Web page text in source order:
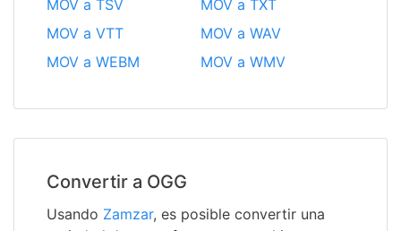
MOV a TSV
MOV a TXT
MOV a VTT
MOV a WAV
MOV a WEBM
MOV a WMV
Convertir a OGG
Usando Zamzar, es posible convertir una